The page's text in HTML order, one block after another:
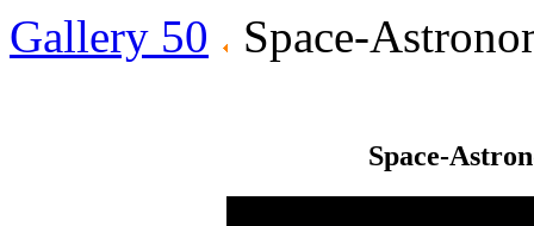
Gallery 50
Space-
Space-